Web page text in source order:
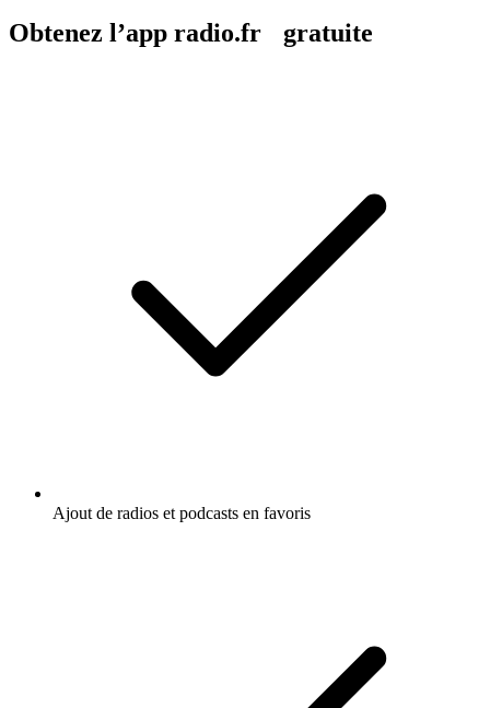
Obtenez l’app radio.fr gratuite
Ajout de radios et podcasts en favoris